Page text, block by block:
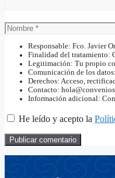
Nombre
Responsable: Fco. Javier
Finalidad del tratamiento:
Legitimación: Tu propio
Comunicación de los
Derechos: Acceso,
Contacto:
Información adicional:
He leído y acepto la